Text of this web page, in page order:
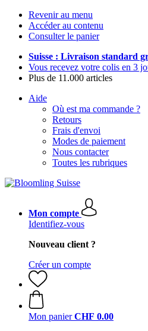
Revenir au menu
Accéder au contenu
Consulter le panier
Suisse : Livraison standard
Vous recevez votre colis en 3
Plus de 11.000 articles
Aide
Où est ma commande ?
Retours
Frais d'envoi
Modes de paiement
Nous contacter
Toutes les rubriques
Mon compte
Identifiez-vous
Nouveau client ?
Créer un compte
Mon panier CHF 0.00